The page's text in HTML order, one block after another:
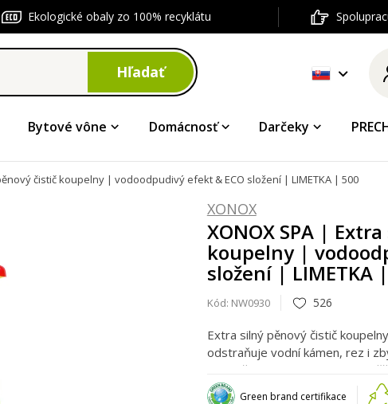
Ekologické obaly zo 100% recyklátu
Hľadať
Bytové vône Domácnosť Darčeky
čistič koupelny | vodoodpudivý efekt & ECO složení | LIMETKA | 500 ml |
XONOX
XONOX SPA |
koupelny |
složení | LIMETKA
Kód: NW0930 526
Extra silný pěnový čistič
odstraňuje vodní kámen, rez i
prodlužuje lesk koupelny. S
a obklady. Objem 500 ml.
Green brand certifikace